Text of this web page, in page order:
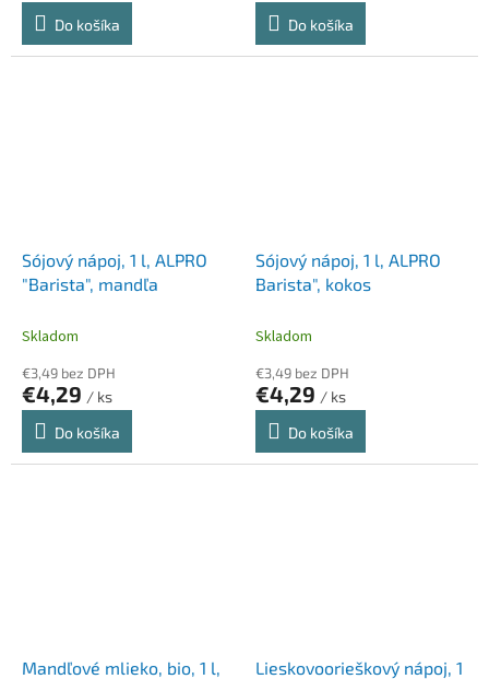
Do košíka
Do košíka
Sójový nápoj, 1 l, ALPRO
"Barista", mandľa
Skladom
€3,49 bez DPH
€4,29 / ks
Do košíka
Sójový nápoj, 1 l, ALPRO
Barista", kokos
Skladom
€3,49 bez DPH
€4,29 / ks
Do košíka
Mandľové mlieko, bio, 1 l,
Lieskovoorieškový nápoj, 1